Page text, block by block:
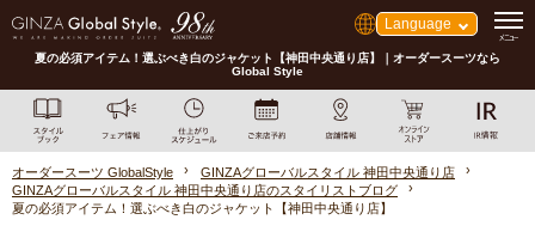
Language
夏の必須アイテム！選ぶべき白のジャケット【神田中央通り店】｜オーダースーツなら
Global Style
オーダースーツ GlobalStyle
GINZAグローバルスタイル 神田中央通り店
GINZAグローバルスタイル 神田中央通り店のスタイリストブログ
夏の必須アイテム！選ぶべき白のジャケット【神田中央通り店】